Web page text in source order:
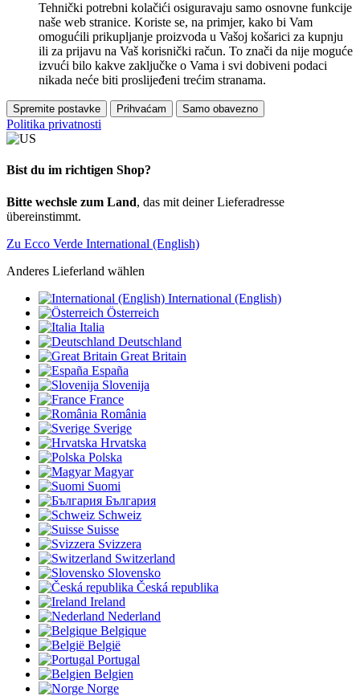
Tehnički potrebni kolačići osiguravaju samo osnovne funkcije
naše web stranice. Koriste se, na primjer, kako bi Vam
omogućili prikupljanje proizvoda u Vašoj košarici za kupnju
ili za prijavu na Vaš korisnički račun. To znači da nije moguće
izvući bilo kakve zaključke o Vama i svi dobiveni podaci
nikada neće biti proslijeđeni trećim stranama.
Spremite postavke Prihvaćam Samo obavezno
Politika privatnosti
Bist du im richtigen Shop?
Bitte wechsle zum Land, das mit deiner Lieferadresse
übereinstimmt.
Zu Ecco Verde International (English)
Anderes Lieferland wählen
International (English)
Österreich
Italia
Deutschland
Great Britain
España
Slovenija
France
România
Sverige
Hrvatska
Polska
Magyar
Suomi
България
Schweiz
Suisse
Svizzera
Switzerland
Slovensko
Česká republika
Ireland
Nederland
Belgique
België
Portugal
Belgien
Norge